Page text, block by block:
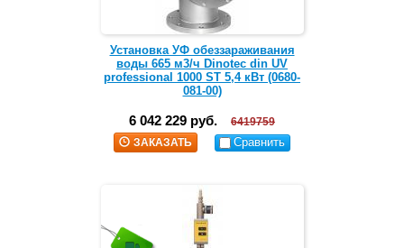
Установка УФ обеззараживания
воды 665 м3/ч Dinotec din UV
professional 1000 ST 5,4 кВт (0680-
081-00)
6 042 229 руб.
6419759
ЗАКАЗАТЬ
Сравнить